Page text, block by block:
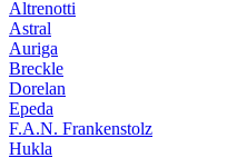
Altrenotti
Astral
Auriga
Breckle
Dorelan
Epeda
F.A.N. Frankenstolz
Hukla